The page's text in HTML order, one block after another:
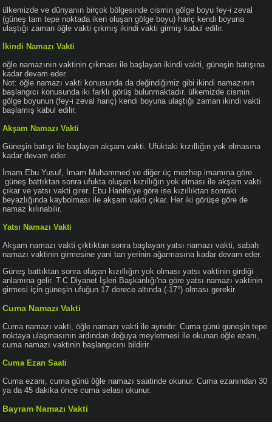
ülkemizde ve dünyanın birçok bölgesinde cismin gölge boyu fey-i zeval
(güneş tam tepe noktada iken oluşan gölge boyu) hariç kendi boyuna
ulaştığı zaman öğle vakti çıkmış ikindi vakti girmiş kabul edilir.
İkindi Namazı Vakti
öğle namazının vaktinin çıkması ile başlayan ikindi vakti, güneşin batışına
kadar devam eder.
Not: öğle namazı vakti konusunda da değindiğimiz gibi ikindi namazının
başlangıcı konusunda iki farklı görüş bulunmaktadır. ülkemizde cismin
gölge boyunun (fey-i zeval hariç) kendi boyuna ulaştığı zaman ikindi vakti
başlamış kabul edilir.
Akşam Namazı Vakti
Güneşin batışı ile başlayan akşam vakti. Ufuktaki kızıllığın yok olmasına
kadar devam eder.
İmam Ebu Yusuf, İmam Muhammed ve diğer üç mezhep imamına göre
güneş battıktan sonra ufukta oluşan kızıllığın yok olması ile akşam vakti
çıkar ve yatsı vakti girer. Ebu Hanife'ye göre ise kızıllıktan sonraki
beyazlığında kaybolması ile akşam vakti çıkar. Her iki görüşe göre de
namaz kılınabilir.
Yatsı Namazı Vakti
Akşam namazı vakti çıktıktan sonra başlayan yatsı namazı vakti, sabah
namazı vaktinin girmesine yani tan yerinin ağarmasına kadar devam eder.
Güneş battıktan sonra oluşan kızıllığın yok olması yatsı vaktinin girdiği
anlamına gelir. T.C Diyanet İşleri Başkanlığı'na göre yatsı namazı vaktinin
girmesi için güneşin ufuğun 17 derece altında (-17°) olması gerekir.
Cuma Namazı Vakti
Cuma namazı vakti, öğle namazı vakti ile aynıdır. Cuma günü güneşin tepe
noktaya ulaşmasının ardından doğuya meyletmesi ile okunan öğle ezanı,
cuma namazı vaktinin başlangıcını bildirir.
Cuma Ezan Saati
Cuma ezanı, cuma günü öğle namazı saatinde okunur. Cuma ezanından 30
ya da 45 dakika önce cuma selası okunur.
Bayram Namazı Vakti